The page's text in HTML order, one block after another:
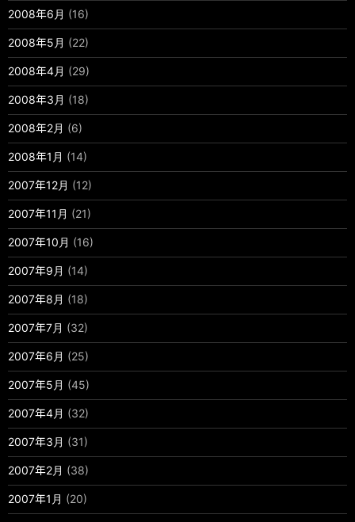
2008年6月 (16)
2008年5月 (22)
2008年4月 (29)
2008年3月 (18)
2008年2月 (6)
2008年1月 (14)
2007年12月 (12)
2007年11月 (21)
2007年10月 (16)
2007年9月 (14)
2007年8月 (18)
2007年7月 (32)
2007年6月 (25)
2007年5月 (45)
2007年4月 (32)
2007年3月 (31)
2007年2月 (38)
2007年1月 (20)